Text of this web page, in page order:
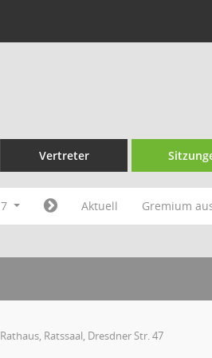
Vertreter
Aktuell Gremium
Ratssaal, Dresdner Str. 47